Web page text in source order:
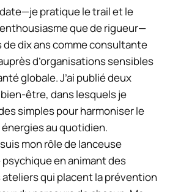
pratique le trail et le
que de rigueur—
de dix ans comme consultante
d’organisations sensibles
globale. J’ai publié deux
être, dans lesquels je
simples pour harmoniser le
au quotidien.
mon rôle de lanceuse
psychique en animant des
qui placent la prévention